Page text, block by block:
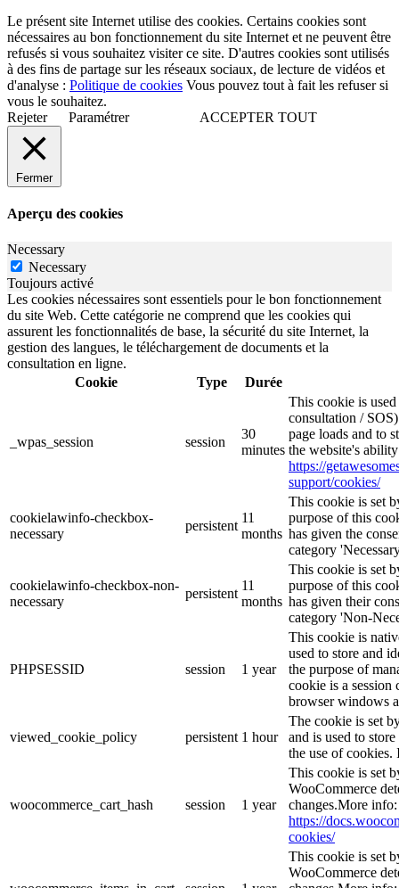
Le présent site Internet utilise des cookies. Certains cookies sont
nécessaires au bon fonctionnement du site Internet et ne peuvent être
refusés si vous souhaitez visiter ce site. D'autres cookies sont utilisés
à des fins de partage sur les réseaux sociaux, de lecture de vidéos et
d'analyse : Politique de cookies Vous pouvez tout à fait les refuser si
vous le souhaitez.
Rejeter
Paramétrer ACCEPTER TOUT
Fermer
Aperçu des cookies
Necessary
Necessary
Toujours activé
Les cookies nécessaires sont essentiels pour le bon fonctionnement
du site Web. Cette catégorie ne comprend que les cookies qui
assurent les fonctionnalités de base, la sécurité du site Internet, la
gestion des langues, le téléchargement de documents et la
consultation en ligne.
Cookie
Type Durée
_wpas_session session
30
minutes
This cookie is
consultation /
page loads and to
the website's
https://
support/cookies/
cookielawinfo-checkbox-
necessary
persistent
11
months
This cookie is set
purpose of this
has given the
category
cookielawinfo-checkbox-non-
necessary
persistent
11
months
This cookie is set
purpose of this
has given their
category 'Non-
PHPSESSID session 1 year
This cookie is
used to store and
the purpose of
cookie is a session
browser windows
viewed_cookie_policy persistent 1 hour
The cookie is set
and is used to
the use of cookies.
woocommerce_cart_hash session 1 year
This cookie is set
WooCommerce
changes.More info:
https://
cookies/
This cookie is set
WooCommerce